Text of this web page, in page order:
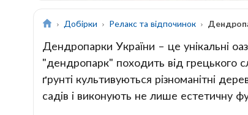
Добірки Релакс та відпочинок
Дендропарки України – це унікальні
"дендропарк" походить від грецького
ґрунті культивуються різноманітні
садів і виконують не лише естетичну